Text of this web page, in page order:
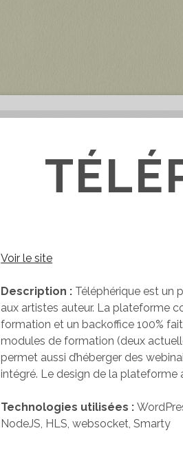
Voir le site
Description : Téléphérique est un
aux artistes auteur. La plateforme
formation et un backoffice 100%
modules de formation (deux
permet aussi d’héberger des
intégré. Le design de la plateforme
Technologies utilisées :
NodeJS, HLS, websocket, Smarty